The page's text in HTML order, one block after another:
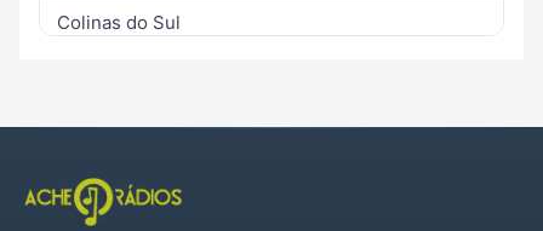
Colinas do Sul
Montividiu do Norte